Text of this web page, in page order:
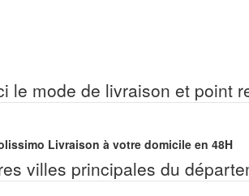
le mode de livraison et point
Livraison à votre domicile en 48H
villes principales du